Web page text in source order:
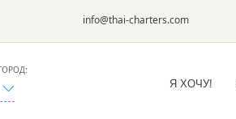
info@thai-charters.com
Я ХОЧУ!